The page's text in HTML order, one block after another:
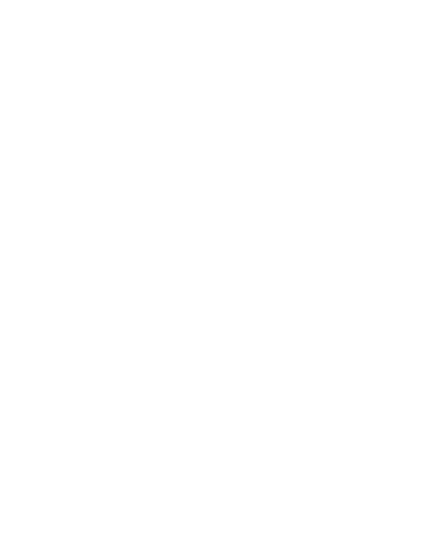
o nowych treściach, jakie będą pojawiały się na